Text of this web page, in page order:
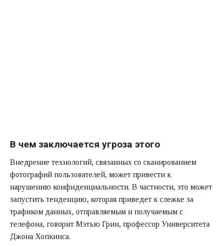
В чем заключается угроза этого
Внедрение технологий, связанных со сканированием
фотографий пользователей, может привести к
нарушению конфиденциальности. В частности, это может
запустить тенденцию, которая приведет к слежке за
трафиком данных, отправляемым и получаемым с
телефона, говорит Мэтью Грин, профессор Университета
Джона Хопкинса.